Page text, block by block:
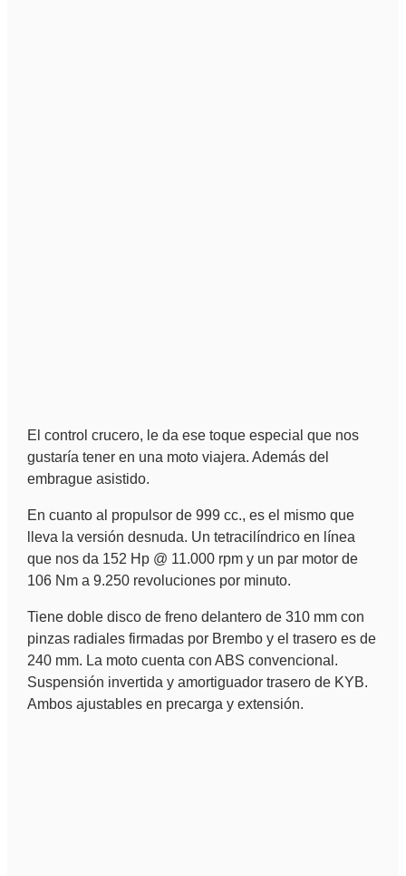
El control crucero, le da ese toque especial que nos
gustaría tener en una moto viajera. Además del
embrague asistido.
En cuanto al propulsor de 999 cc., es el mismo que
lleva la versión desnuda. Un tetracilíndrico en línea
que nos da 152 Hp @ 11.000 rpm y un par motor de
106 Nm a 9.250 revoluciones por minuto.
Tiene doble disco de freno delantero de 310 mm con
pinzas radiales firmadas por Brembo y el trasero es de
240 mm. La moto cuenta con ABS convencional.
Suspensión invertida y amortiguador trasero de KYB.
Ambos ajustables en precarga y extensión.